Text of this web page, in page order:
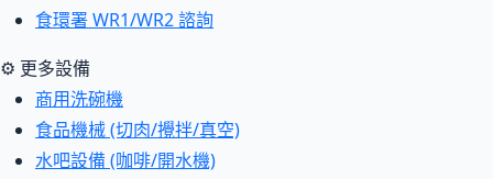
食環署 WR1/WR2 諮詢
⚙ 更多設備
商用洗碗機
食品機械 (切肉/攪拌/真空)
水吧設備 (咖啡/開水機)